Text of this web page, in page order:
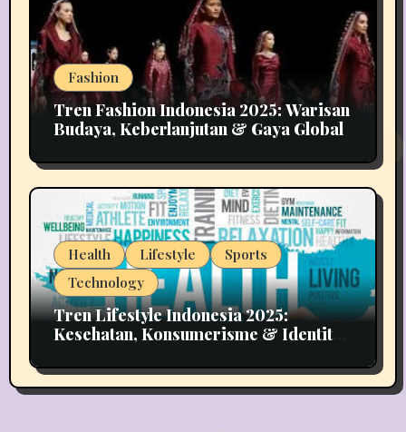
Fashion
Tren Fashion Indonesia 2025: Warisan
Budaya, Keberlanjutan & Gaya Global
Health Lifestyle
Sports
Technology
Tren Lifestyle Indonesia 2025:
Kesehatan, Konsumerisme & Identitas